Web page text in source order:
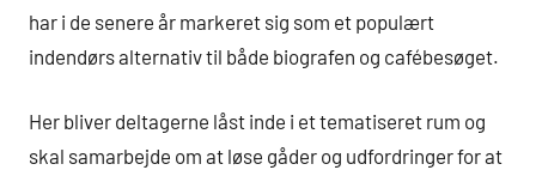
har i de senere år markeret sig som et populært
indendørs alternativ til både biografen og cafébesøget.
Her bliver deltagerne låst inde i et tematiseret rum og
skal samarbejde om at løse gåder og udfordringer for at